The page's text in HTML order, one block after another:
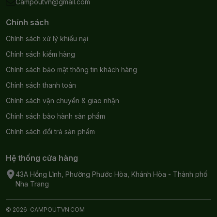
Campoutvn@gmail.com
Chính sách
Chính sách xử lý khiếu nại
Chính sách kiểm hàng
Chính sách bảo mật thông tin khách hàng
Chính sách thanh toán
Chính sách vận chuyển & giao nhận
Chính sách bảo hành sản phẩm
Chính sách đổi trả sản phẩm
Hệ thống cửa hàng
43A Hồng Lĩnh, Phường Phước Hòa, Khánh Hòa - Thành phố
Nha Trang
© 2026 CAMPOUTVN.COM